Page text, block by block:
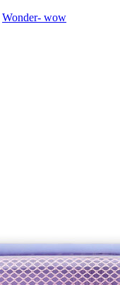
Wonder- wow